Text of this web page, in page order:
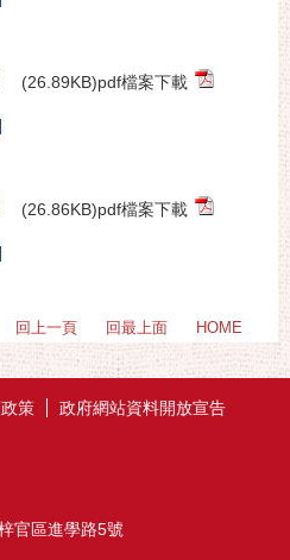
(26.89KB)pdf檔案下載
(26.86KB)pdf檔案下載
回上一頁 回最上面 HOME
策
政府網站資料開放宣告
官區進學路5號